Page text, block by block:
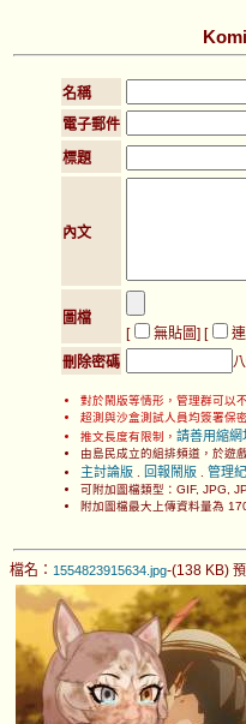
名稱
電子郵件
標題
內文
圖檔
[
無貼圖] [
刪除密碼
對於鬧版等情形，管理群可以
超測與沙盒測試人員均簽署保
推文長度有限制， 請善用縮網
由島民成立的組排頻道，於遊
主討論版 回報鬧版 管理
可附加圖檔類型：GIF, JPG,
附加圖檔最大上傳資料量為
檔名： 1554823915634.jpg-(138 KB)